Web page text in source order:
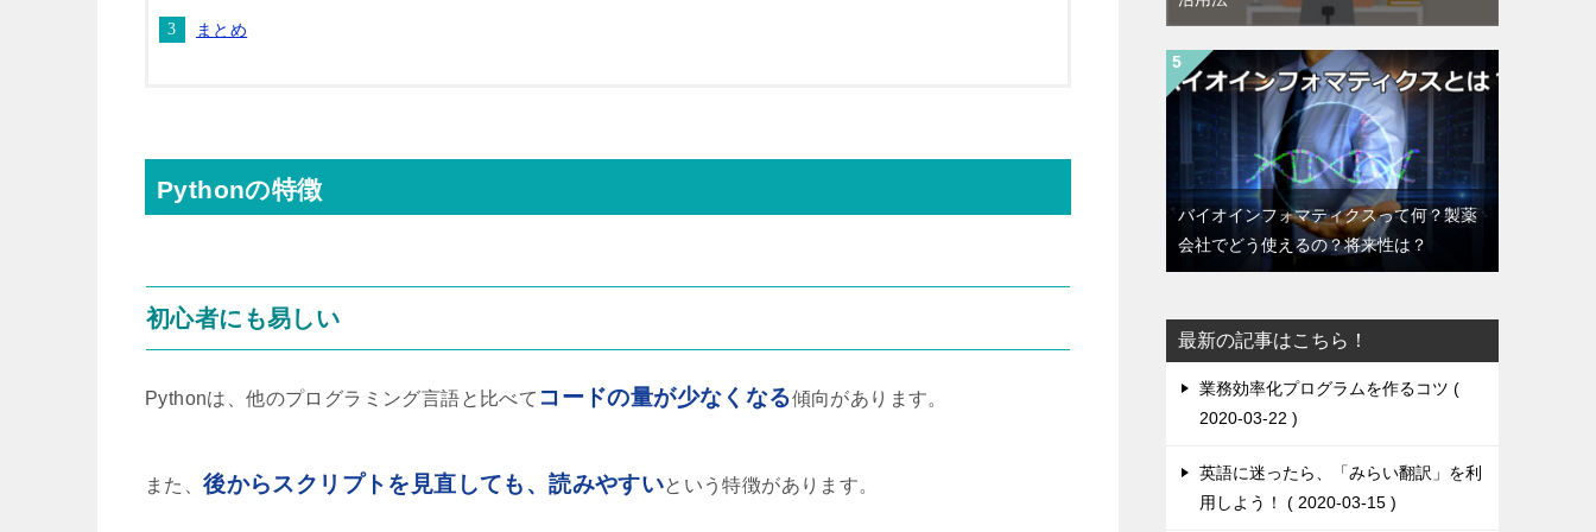
まとめ
Pythonの特徴
初心者にも易しい
Pythonは、他のプログラミング言語と比べて コードの量が少なくなる傾向があります。
また、後からスクリプトを見直しても、読みやすいという特徴があります。
バイオインフォマティクスって何？製薬
会社でどう使えるの？将来性は？
最新の記事はこちら！
業務効率化プログラムを作るコツ
2020-03-22
英語に迷ったら、「みらい翻訳」を利
用しよう！
2020-03-15